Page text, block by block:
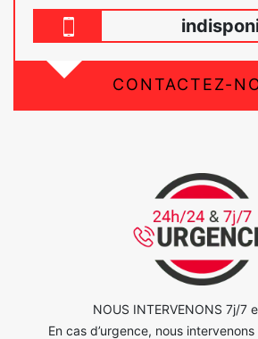
CONTACTEZ-
NOUS INTERVENONS 7j/7
En cas d’urgence, nous intervenons